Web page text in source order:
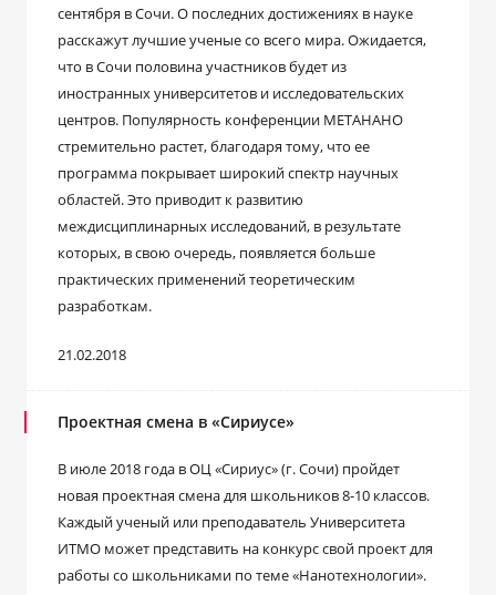
сентября в Сочи. О последних достижениях в науке
расскажут лучшие ученые со всего мира. Ожидается,
что в Сочи половина участников будет из
иностранных университетов и исследовательских
центров. Популярность конференции МЕТАНАНО
стремительно растет, благодаря тому, что ее
программа покрывает широкий спектр научных
областей. Это приводит к развитию
междисциплинарных исследований, в результате
которых, в свою очередь, появляется больше
практических применений теоретическим
разработкам.
21.02.2018
Проектная смена в «Сириусе»
В июле 2018 года в ОЦ «Сириус» (г. Сочи) пройдет
новая проектная смена для школьников 8-10 классов.
Каждый ученый или преподаватель Университета
ИТМО может представить на конкурс свой проект для
работы со школьниками по теме «Нанотехнологии».